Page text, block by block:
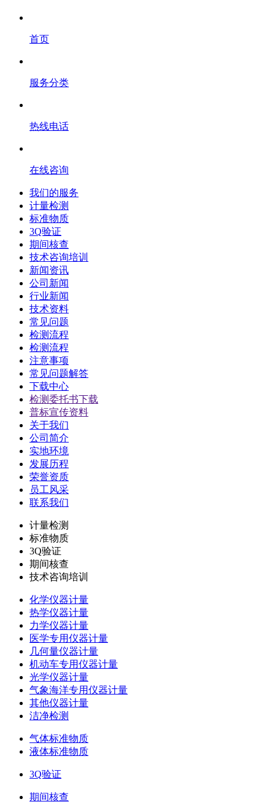
首页
服务分类
热线电话
在线咨询
我们的服务
计量检测
标准物质
3Q验证
期间核查
技术咨询培训
新闻资讯
公司新闻
行业新闻
技术资料
常见问题
检测流程
检测流程
注意事项
常见问题解答
下载中心
检测委托书下载
普标宣传资料
关于我们
公司简介
实地环境
发展历程
荣誉资质
员工风采
联系我们
计量检测
标准物质
3Q验证
期间核查
技术咨询培训
化学仪器计量
热学仪器计量
力学仪器计量
医学专用仪器计量
几何量仪器计量
机动车专用仪器计量
光学仪器计量
气象海洋专用仪器计量
其他仪器计量
洁净检测
气体标准物质
液体标准物质
3Q验证
期间核查